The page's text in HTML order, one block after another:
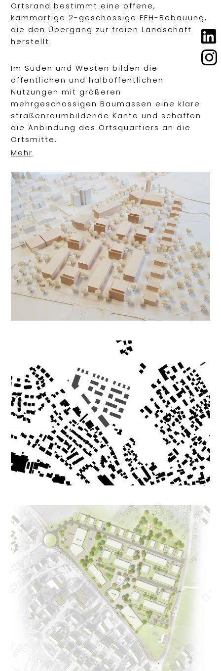
Ortsrand bestimmt eine offene,
kammartige 2-geschossige EFH-Bebauung,
die den Übergang zur freien Landschaft
herstellt.
Im Süden und Westen bilden die
öffentlichen und halböffentlichen
Nutzungen mit größeren
mehrgeschossigen Baumassen eine klare
straßenraumbildende Kante und schaffen
die Anbindung des Ortsquartiers an die
Ortsmitte.
Mehr